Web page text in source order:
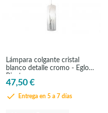
Lámpara colgante cristal
blanco detalle cromo - Eglo
Rivato
47,50 €
Entrega en 5 a 7 días